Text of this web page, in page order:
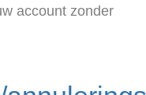
account zonder